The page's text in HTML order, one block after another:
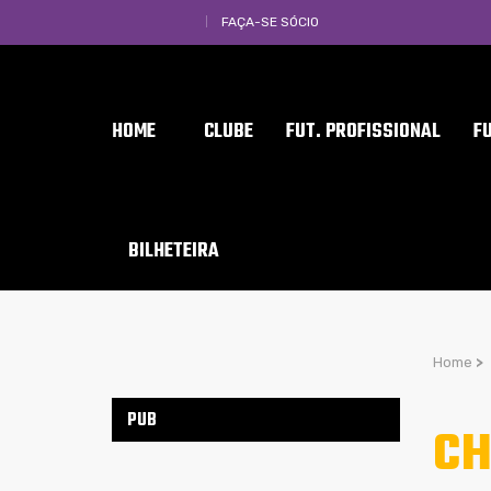
FAÇA-SE SÓCIO
HOME CLUBE FUT. PROFISSIONAL
BILHETEIRA
Home >
PUB